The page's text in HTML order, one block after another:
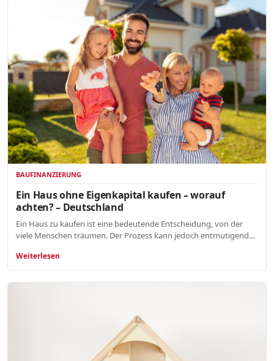
BAUFINANZIERUNG
Ein Haus ohne Eigenkapital kaufen – worauf
achten? – Deutschland
Ein Haus zu kaufen ist eine bedeutende Entscheidung, von der
viele Menschen träumen. Der Prozess kann jedoch entmutigend…
Weiterlesen